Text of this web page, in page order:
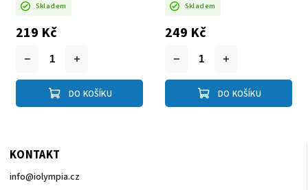
Skladem
219 Kč
DO KOŠÍKU
Skladem
249 Kč
DO KOŠÍKU
KONTAKT
info@iolympia.cz